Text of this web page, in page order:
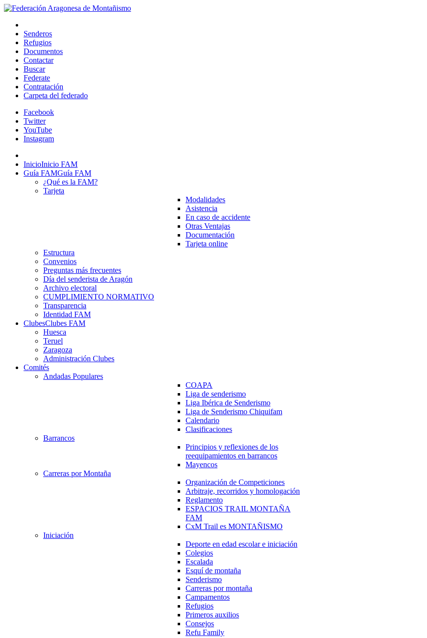
Senderos
Refugios
Documentos
Contactar
Buscar
Federate
Contratación
Carpeta del federado
Facebook
Twitter
YouTube
Instagram
InicioInicio FAM
Guía FAMGuía FAM
¿Qué es la FAM?
Tarjeta
Modalidades
Asistencia
En caso de accidente
Otras Ventajas
Documentación
Tarjeta online
Estructura
Convenios
Preguntas más frecuentes
Día del senderista de Aragón
Archivo electoral
CUMPLIMIENTO NORMATIVO
Transparencia
Identidad FAM
ClubesClubes FAM
Huesca
Teruel
Zaragoza
Administración Clubes
Comités
Andadas Populares
COAPA
Liga de senderismo
Liga Ibérica de Senderismo
Liga de Senderismo Chiquifam
Calendario
Clasificaciones
Barrancos
Principios y reflexiones de los
reequipamientos en barrancos
Mayencos
Carreras por Montaña
Organización de Competiciones
Arbitraje, recorridos y homologación
Reglamento
ESPACIOS TRAIL MONTAÑA
FAM
CxM Trail es MONTAÑISMO
Iniciación
Deporte en edad escolar e iniciación
Colegios
Escalada
Esquí de montaña
Senderismo
Carreras por montaña
Campamentos
Refugios
Primeros auxilios
Consejos
Refu Family